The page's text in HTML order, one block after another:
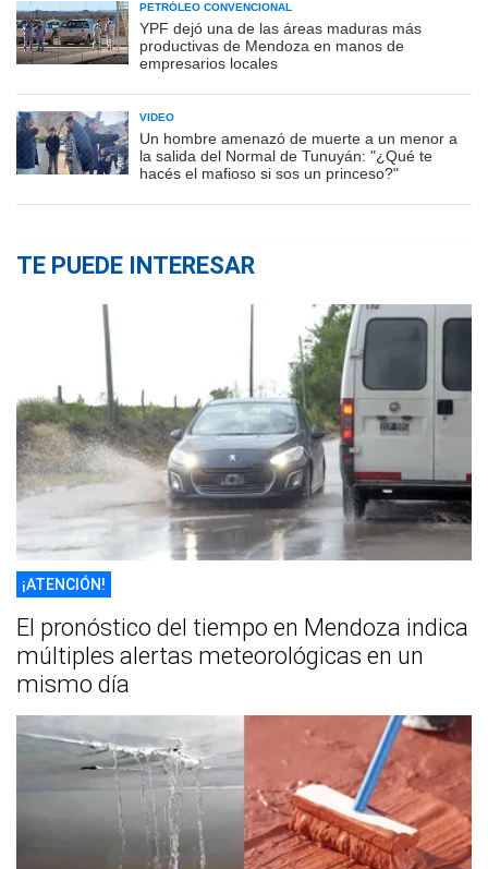
PETRÓLEO CONVENCIONAL
YPF dejó una de las áreas maduras más
productivas de Mendoza en manos de
empresarios locales
VIDEO
Un hombre amenazó de muerte a un menor a
la salida del Normal de Tunuyán: "¿Qué te
hacés el mafioso si sos un princeso?"
TE PUEDE INTERESAR
¡ATENCIÓN!
El pronóstico del tiempo en Mendoza indica
múltiples alertas meteorológicas en un
mismo día